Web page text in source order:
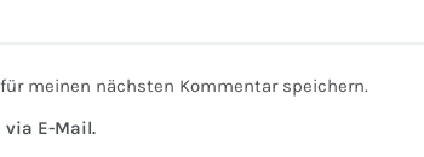
meinen nächsten Kommentar speichern.
E-Mail.